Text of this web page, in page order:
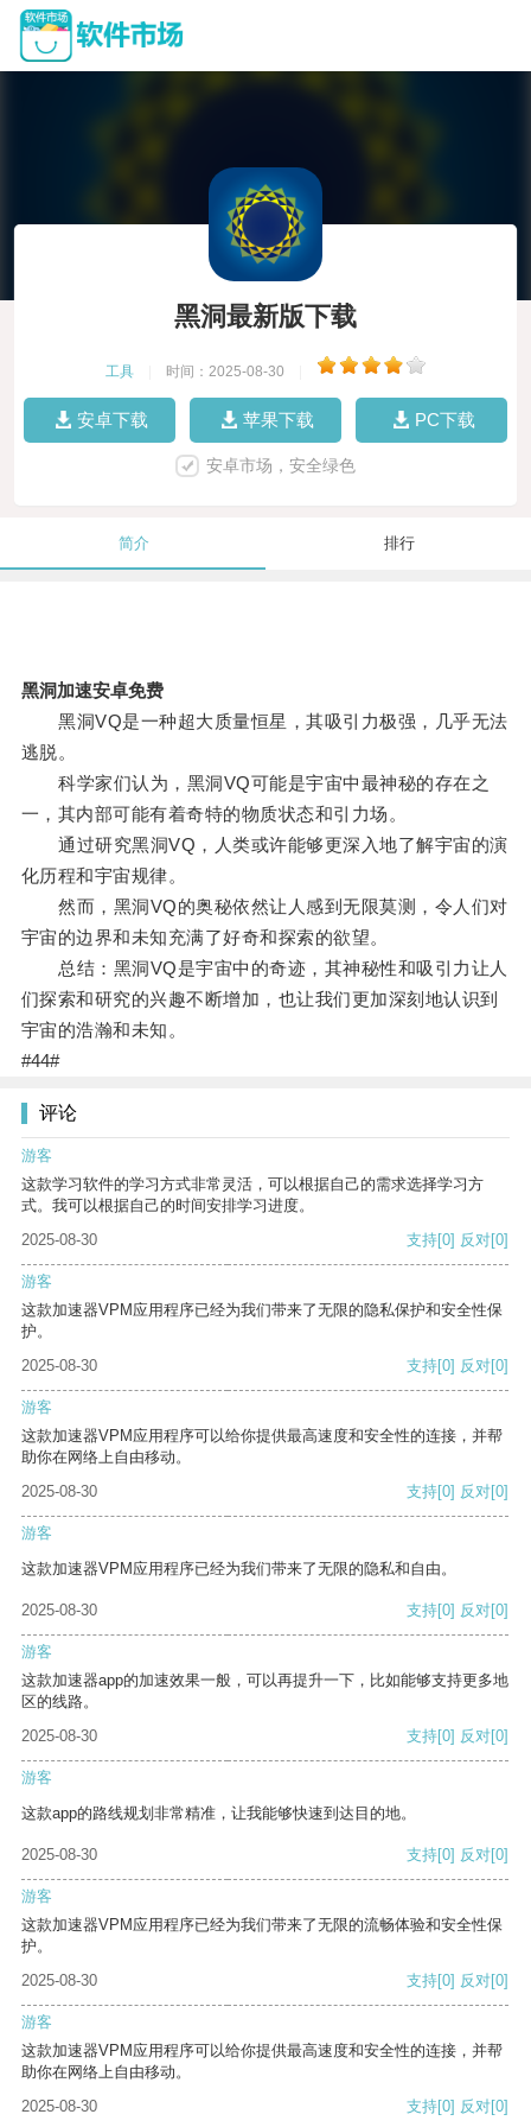
黑洞最新版下载
工具 时间：2025-08-30
安卓下载 苹果下载 PC下载
安卓市场，安全绿色
简介 排行
黑洞加速安卓免费
黑洞VQ是一种超大质量恒星，其吸引力极强，几乎无法
逃脱。
科学家们认为，黑洞VQ可能是宇宙中最神秘的存在之
一，其内部可能有着奇特的物质状态和引力场。
通过研究黑洞VQ，人类或许能够更深入地了解宇宙的演
化历程和宇宙规律。
然而，黑洞VQ的奥秘依然让人感到无限莫测，令人们对
宇宙的边界和未知充满了好奇和探索的欲望。
总结：黑洞VQ是宇宙中的奇迹，其神秘性和吸引力让人
们探索和研究的兴趣不断增加，也让我们更加深刻地认识到
宇宙的浩瀚和未知。
#44#
评论
游客
这款学习软件的学习方式非常灵活，可以根据自己的需求选择学习方
式。我可以根据自己的时间安排学习进度。
2025-08-30
支持[0] 反对[0]
游客
这款加速器VPM应用程序已经为我们带来了无限的隐私保护和安全性保
护。
2025-08-30
支持[0] 反对[0]
游客
这款加速器VPM应用程序可以给你提供最高速度和安全性的连接，并帮
助你在网络上自由移动。
2025-08-30
支持[0] 反对[0]
游客
这款加速器VPM应用程序已经为我们带来了无限的隐私和自由。
2025-08-30 支持[0] 反对[0]
游客
这款加速器app的加速效果一般，可以再提升一下，比如能够支持更多地
区的线路。
2025-08-30
支持[0] 反对[0]
游客
这款app的路线规划非常精准，让我能够快速到达目的地。
2025-08-30 支持[0] 反对[0]
游客
这款加速器VPM应用程序已经为我们带来了无限的流畅体验和安全性保
护。
2025-08-30
支持[0] 反对[0]
游客
这款加速器VPM应用程序可以给你提供最高速度和安全性的连接，并帮
助你在网络上自由移动。
2025-08-30
支持[0] 反对[0]